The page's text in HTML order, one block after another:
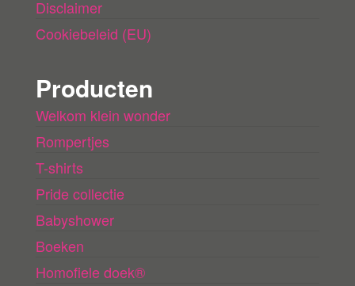
Disclaimer
Cookiebeleid (EU)
Producten
Welkom klein wonder
Rompertjes
T-shirts
Pride collectie
Babyshower
Boeken
Homofiele doek®